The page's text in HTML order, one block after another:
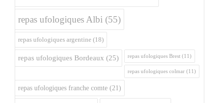
repas ufologiques Albi (55)
repas ufologiques argentine (18)
repas ufologiques Bordeaux (25) repas ufologiques Brest (11)
repas ufologiques colmar (11)
repas ufologiques franche comte (21)